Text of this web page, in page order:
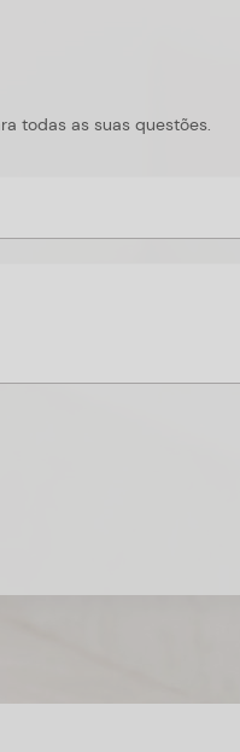
todas as suas questões.